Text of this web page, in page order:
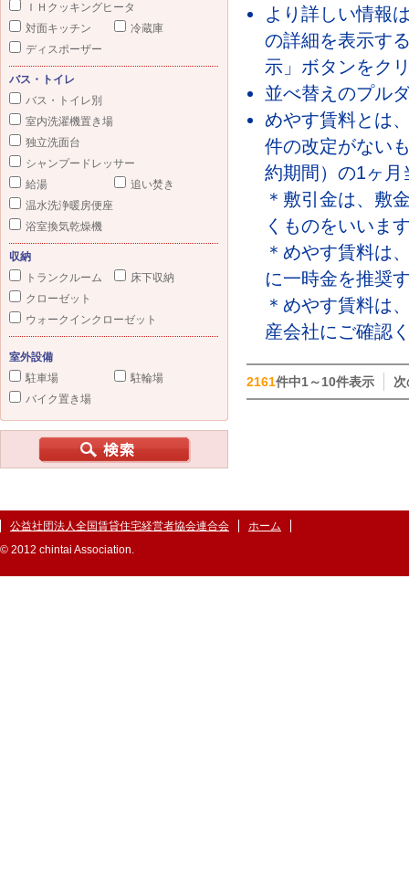
ＩＨクッキングヒータ
対面キッチン
冷蔵庫
ディスポーザー
バス・トイレ
バス・トイレ別
室内洗濯機置き場
独立洗面台
シャンプードレッサー
給湯
追い焚き
温水洗浄暖房便座
浴室換気乾燥機
収納
トランクルーム
床下収納
クローゼット
ウォークインクローゼット
室外設備
駐車場
駐輪場
バイク置き場
より詳しい情報
の詳細を表示す
示」ボタンをク
並べ替えのプル
めやす賃料とは
件の改定がない
約期間）の1ヶ
＊敷引金は、敷
くものをいいま
＊めやす賃料は
に一時金を推奨
＊めやす賃料は
産会社にご確認
2161件中1～10件表示 次
公益社団法人全国賃貸住宅経営者協会連合会
ホーム
© 2012 chintai Association.